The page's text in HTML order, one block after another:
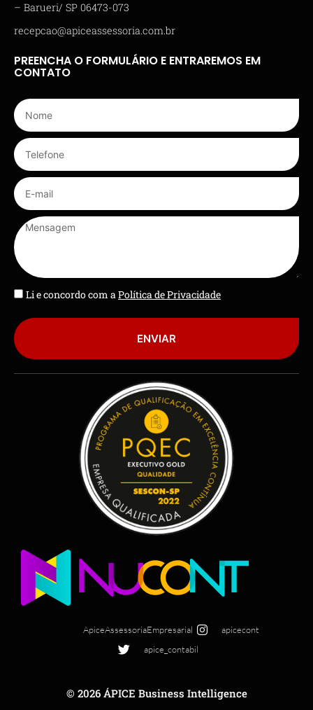
– Barueri/ SP 06473-073
recepcao@apiceassessoria.com.br
PREENCHA O FORMULÁRIO E ENTRAREMOS EM
CONTATO
Li e concordo com aPolítica de Privacidade
ENVIAR
ApiceAssessoriaEmpresarial
apicecont
apice_contabil
© 2026 ÁPICE Business Intelligence